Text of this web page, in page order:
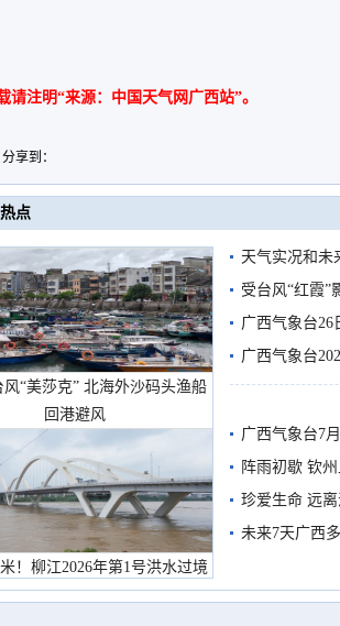
请注明“来源：中国天气网广西站”。
分享到：
点
风“美莎克” 北海外沙码头渔船
回港避风
！柳江2026年第1号洪水过境
市民在堤岸见证汛况
天气实况和未
受台风“红霞”
有较强降雨
广西气象台26
广西气象台
预警
广西气象台7
阵雨初歇 钦
珍爱生命 远
未来7天广西